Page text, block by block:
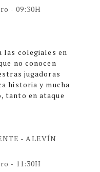
- 09:30H
las colegiales en
no conocen
jugadoras
historia y mucha
tanto en ataque
- ALEVÍN
- 11:30H